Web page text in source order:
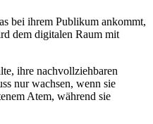
bei ihrem Publikum ankommt,
dem digitalen Raum mit
ihre nachvollziehbaren
nur wachsen, wenn sie
Atem, während sie